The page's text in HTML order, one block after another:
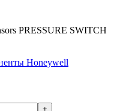
PRESSURE SWITCH
Honeywell
+